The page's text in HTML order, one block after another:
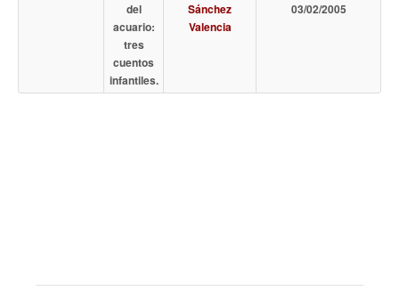
del
acuario:
tres
cuentos
infantiles.
Sánchez
Valencia
03/02/2005